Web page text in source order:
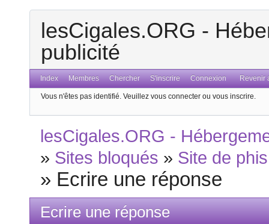
lesCigales.ORG -
publicité
Index Membres Chercher S'inscrire Connexion Revenir
Vous n'êtes pas identifié. Veuillez vous connecter ou vous inscrire.
lesCigales.ORG -
» Sites bloqués » Site de
» Ecrire une réponse
Ecrire une réponse